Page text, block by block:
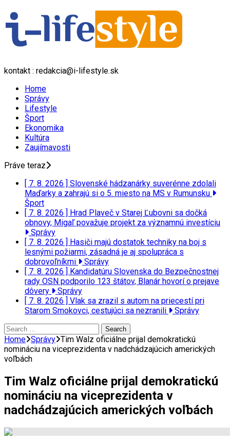
kontakt : redakcia@i-lifestyle.sk
Home
Správy
Lifestyle
Šport
Ekonomika
Kultúra
Zaujímavosti
Práve teraz
[ 7. 8. 2026 ] Slovenské hádzanárky suverénne zdolali
Maďarky a zahrajú si o 5. miesto na MS v Rumunsku
Šport
[ 7. 8. 2026 ] Hrad Plaveč v Starej Ľubovni sa dočká
obnovy, Migaľ považuje projekt za významnú investíciu
Správy
[ 7. 8. 2026 ] Hasiči majú dostatok techniky na boj s
lesnými požiarmi, zásadná je aj spolupráca s
dobrovoľníkmi
Správy
[ 7. 8. 2026 ] Kandidatúru Slovenska do Bezpečnostnej
rady OSN podporilo 123 štátov, Blanár hovorí o prejave
dôvery
Správy
[ 7. 8. 2026 ] Vlak sa zrazil s autom na priecestí pri
Starom Smokovci, cestujúci sa nezranili
Správy
Search
for:
Home Správy Tim Walz oficiálne prijal demokratickú
nomináciu na viceprezidenta v nadchádzajúcich amerických
voľbách
Tim Walz oficiálne prijal demokratickú
nomináciu na viceprezidenta v
nadchádzajúcich amerických voľbách